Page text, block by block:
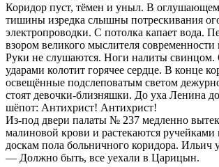
Коридор пуст, тёмен и уныл. В
тишины изредка слышны потрескивания
электропроводки. С потолка капает вода.
взором великого мыслителя современности
Руки не слушаются. Ноги налиты
ударами колотит горячее сердце. В конце
освещённые подслеповатым светом
стоят девочки-близняшки. До уха Ленина
шёпот: Антихрист! Антихрист!
Из-под двери палаты № 237 медленно
малиновой крови и растекаются
доскам пола больничного коридора. Ильич
— Должно быть, все уехали в Царицын.